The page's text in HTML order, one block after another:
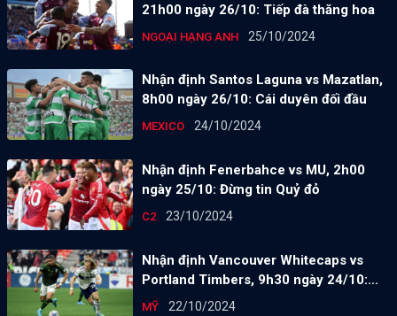
21h00 ngày 26/10: Tiếp đà thăng hoa
NGOẠI HẠNG ANH 25/10/2024
Nhận định Santos Laguna vs Mazatlan,
8h00 ngày 26/10: Cái duyên đối đầu
MEXICO 24/10/2024
Nhận định Fenerbahce vs MU, 2h00
ngày 25/10: Đừng tin Quỷ đỏ
C2 23/10/2024
Nhận định Vancouver Whitecaps vs
Portland Timbers, 9h30 ngày 24/10:
Chưa thoát khủng hoảng
MỸ 22/10/2024